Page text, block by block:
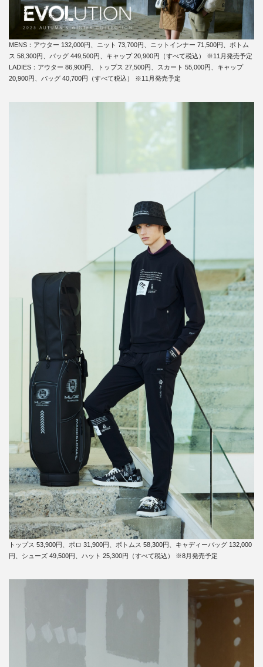
MENS：アウター 132,000円、ニット 73,700円、ニットインナー 71,500円、ボトム
ス 58,300円、バッグ 449,500円、キャップ 20,900円（すべて税込） ※11月発売予定
LADIES：アウター 86,900円、トップス 27,500円、スカート 55,000円、キャップ
20,900円、バッグ 40,700円（すべて税込） ※11月発売予定
トップス 53,900円、ポロ 31,900円、ボトムス 58,300円、キャディーバッグ 132,000
円、シューズ 49,500円、ハット 25,300円（すべて税込） ※8月発売予定